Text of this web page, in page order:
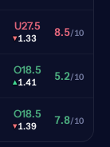
U27.5
▾1.33 8.5/10
O18.5
▴1.41 5.2/10
O18.5
▾1.39 7.8/10